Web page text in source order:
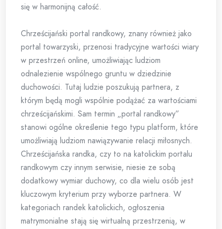
się w harmonijną całość.
Chrześcijański portal randkowy, znany również jako
portal towarzyski, przenosi tradycyjne wartości wiary
w przestrzeń online, umożliwiając ludziom
odnalezienie wspólnego gruntu w dziedzinie
duchowości. Tutaj ludzie poszukują partnera, z
którym będą mogli wspólnie podążać za wartościami
chrześcijańskimi. Sam termin „portal randkowy”
stanowi ogólne określenie tego typu platform, które
umożliwiają ludziom nawiązywanie relacji miłosnych.
Chrześcijańska randka, czy to na katolickim portalu
randkowym czy innym serwisie, niesie ze sobą
dodatkowy wymiar duchowy, co dla wielu osób jest
kluczowym kryterium przy wyborze partnera. W
kategoriach randek katolickich, ogłoszenia
matrymonialne stają się wirtualną przestrzenią, w